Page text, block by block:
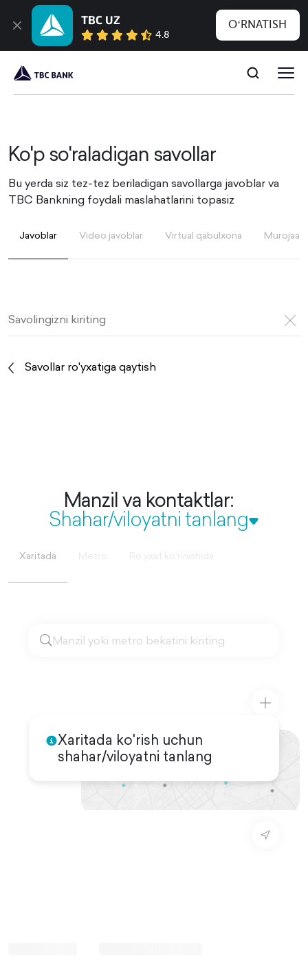
TBC UZ
4.8
OʻRNATISH
Ko'p so'raladigan savollar
Bu yerda siz tez-tez beriladigan savollarga javoblar va
TBC Bankning foydali maslahatlarini topasiz
Javoblar Video javoblar Virtual qabulxona
Savollar ro'yxatiga qaytish
Manzil va kontaktlar:
Shahar/viloyatni tanlang
Xaritada
Xaritada ko'rish uchun
shahar/viloyatni tanlang